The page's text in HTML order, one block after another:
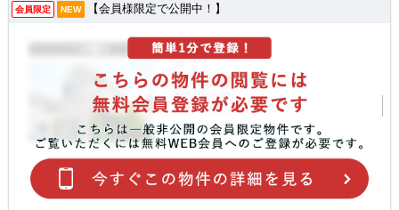
会員限定 NEW 【会員様限定で公開中！】